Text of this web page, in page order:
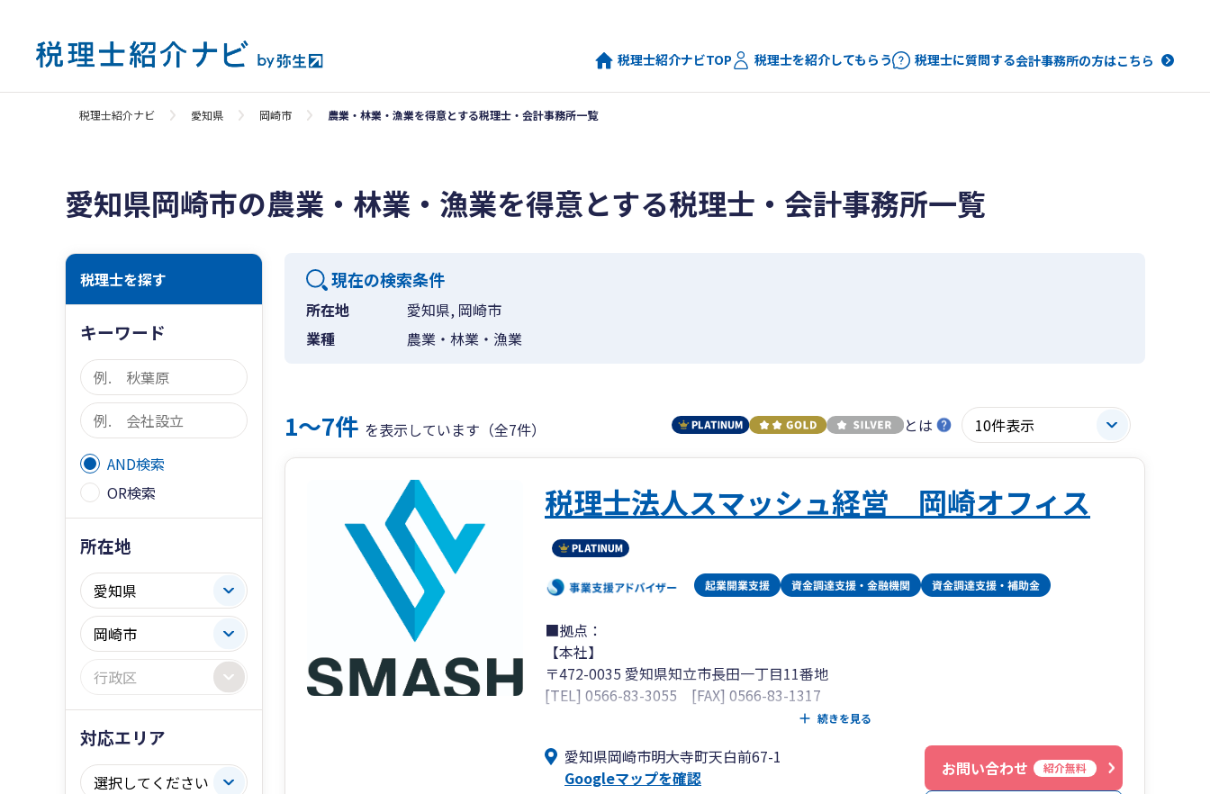
税理士紹介ナビTOP 税理士を紹介してもらう 税理士に質問する会計事務所の方はこちら
税理士紹介ナビ 愛知県 岡崎市 農業・林業・漁業を得意とする税理士・会計事務所一覧
愛知県岡崎市の農業・林業・漁業を得意とする税理士・会計事務所一覧
税理士を探す
キーワード
AND検索
OR検索
所在地
対応エリア
現在の検索条件
所在地
愛知県, 岡崎市
業種
農業・林業・漁業
1〜7件 を表示しています（全7件） とは
税理士法人スマッシュ経営 岡崎オフィス
■拠点：
【本社】
〒472-0035 愛知県知立市長田一丁目11番地
[TEL] 0566-83-3055 [FAX] 0566-83-1317
〒456-0002 愛知県名古屋市熱田区金山町1丁目7番5号 電波学園金山第1ビル9F
[TEL] 052-908-7077 [FAX] 052-908-7088
続きを見る
愛知県岡崎市明大寺町天白前67-1
Googleマップを確認
お問い合わせ 紹介無料